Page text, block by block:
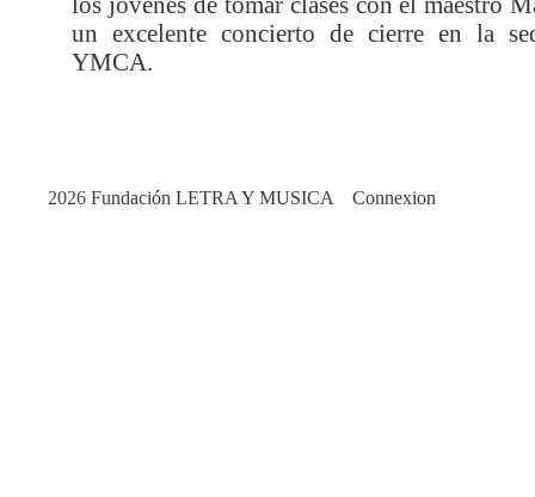
un excelente concierto de cierre en la
YMCA.
2026 Fundación LETRA Y MUSICA Connexion